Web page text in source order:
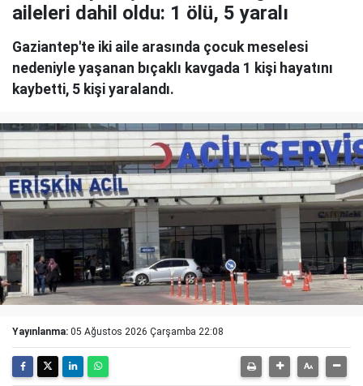
aileleri dahil oldu: 1 ölü, 5 yaralı
Gaziantep'te iki aile arasında çocuk meselesi
nedeniyle yaşanan bıçaklı kavgada 1 kişi hayatını
kaybetti, 5 kişi yaralandı.
Yayınlanma: 05 Ağustos 2026 Çarşamba 22:08